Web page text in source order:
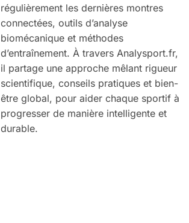
régulièrement les dernières montres
connectées, outils d’analyse
biomécanique et méthodes
d’entraînement. À travers Analysport.fr,
il partage une approche mêlant rigueur
scientifique, conseils pratiques et bien-
être global, pour aider chaque sportif à
progresser de manière intelligente et
durable.